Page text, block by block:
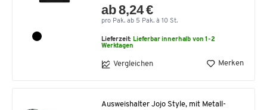
ab 8,24 €
pro Pak. ab 5 Pak. à 10 St.
Lieferzeit: Lieferbar innerhalb von 1-2
Werktagen
Vergleichen Merken
Ausweishalter Jojo Style, mit Metall-